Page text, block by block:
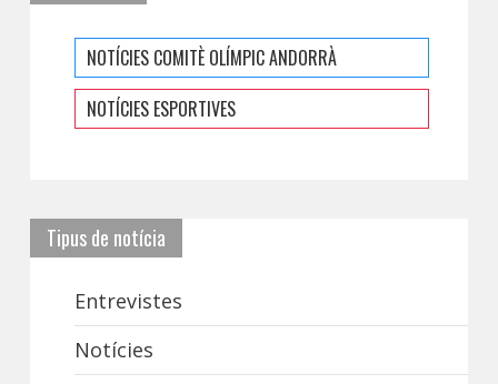
NOTÍCIES COMITÈ OLÍMPIC ANDORRÀ
NOTÍCIES ESPORTIVES
Tipus de notícia
Entrevistes
Notícies